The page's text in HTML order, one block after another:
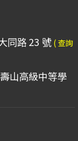
同路 23 號 ( 查詢
山高級中等學